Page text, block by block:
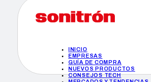
INICIO
EMPRESAS
GUÍA DE COMPRA
NUEVOS PRODUCTOS
CONSEJOS TECH